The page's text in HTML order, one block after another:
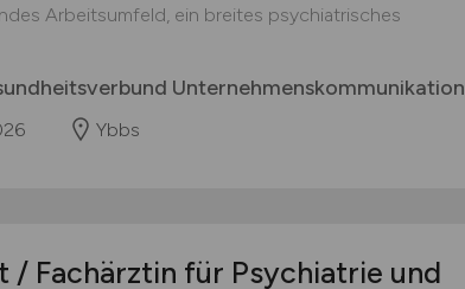
Arbeitsumfeld, ein breites psychiatrisches
Unternehmenskommunikation
Ybbs
/ Fachärztin für Psychiatrie und